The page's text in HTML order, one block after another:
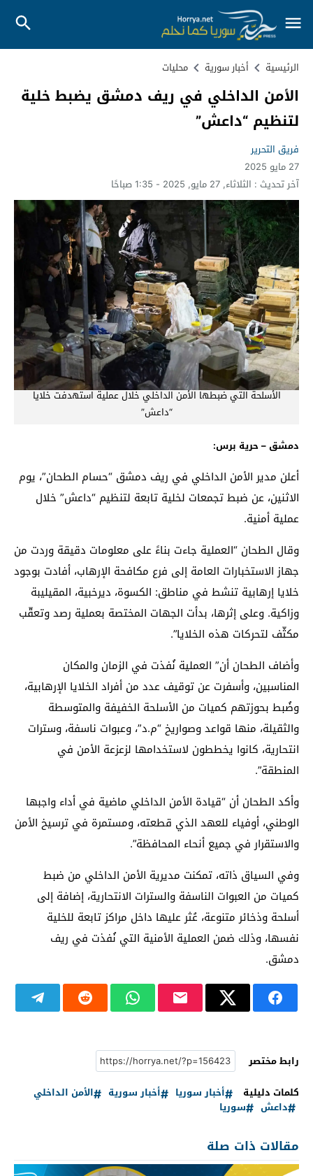
الرئيسية أخبار سورية محليات
الأمن الداخلي في ريف دمشق يضبط خلية
لتنظيم “داعش”
فريق التحرير
27 مايو 2025
آخر تحديث : الثلاثاء, 27 مايو, 2025 - 1:35 صباحًا
الأسلحة التي ضبطها الأمن الداخلي خلال عملية استهدفت خلايا
“داعش”
دمشق – حرية برس:
أعلن مدير الأمن الداخلي في ريف دمشق “حسام الطحان”، يوم
الاثنين، عن ضبط تجمعات لخلية تابعة لتنظيم “داعش” خلال
عملية أمنية.
وقال الطحان “العملية جاءت بناءً على معلومات دقيقة وردت من
جهاز الاستخبارات العامة إلى فرع مكافحة الإرهاب، أفادت بوجود
خلايا إرهابية تنشط في مناطق: الكسوة، ديرخبية، المقيليبة
وزاكية. وعلى إثرها، بدأت الجهات المختصة بعملية رصد وتعقّب
مكثّف لتحركات هذه الخلايا”.
وأضاف الطحان أن” العملية نُفذت في الزمان والمكان
المناسبين، وأسفرت عن توقيف عدد من أفراد الخلايا الإرهابية،
وضُبط بحوزتهم كميات من الأسلحة الخفيفة والمتوسطة
والثقيلة، منها قواعد وصواريخ “م.د”، وعبوات ناسفة، وسترات
انتحارية، كانوا يخططون لاستخدامها لزعزعة الأمن في
المنطقة”.
وأكد الطحان أن “قيادة الأمن الداخلي ماضية في أداء واجبها
الوطني، أوفياء للعهد الذي قطعته، ومستمرة في ترسيخ الأمن
والاستقرار في جميع أنحاء المحافظة”.
وفي السياق ذاته، تمكنت مديرية الأمن الداخلي من ضبط
كميات من العبوات الناسفة والسترات الانتحارية، إضافة إلى
أسلحة وذخائر متنوعة، عُثر عليها داخل مراكز تابعة للخلية
نفسها، وذلك ضمن العملية الأمنية التي نُفذت في ريف
دمشق.
رابط مختصر
كلمات دليلية
أخبار سوريا أخبار سورية
الأمن الداخلي
داعش
سوريا
مقالات ذات صلة